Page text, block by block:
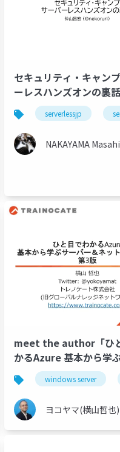
azure aws
セキュリティ・キャン
ーレスハンズオンの裏話
#serverlessjp
serverlessjp
NAKAYAMA
meet the author「ひ
かるAzure 基本から学
＆ネットワーク構築 第
windows server
ヨコヤマ(横山哲也)